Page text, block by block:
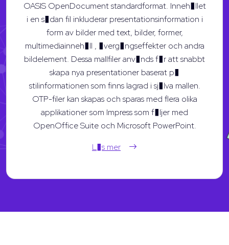
OASIS OpenDocument standardformat. Inneh�llet
i en s�dan fil inkluderar presentationsinformation i
form av bilder med text, bilder, former,
multimediainneh�ll , �verg�ngseffekter och andra
bildelement. Dessa mallfiler anv�nds f�r att snabbt
skapa nya presentationer baserat p�
stilinformationen som finns lagrad i sj�lva mallen.
OTP-filer kan skapas och sparas med flera olika
applikationer som Impress som f�ljer med
OpenOffice Suite och Microsoft PowerPoint.
L�s mer